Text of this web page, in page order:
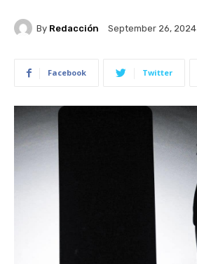
By Redacción September 26, 2024
Facebook Twitter